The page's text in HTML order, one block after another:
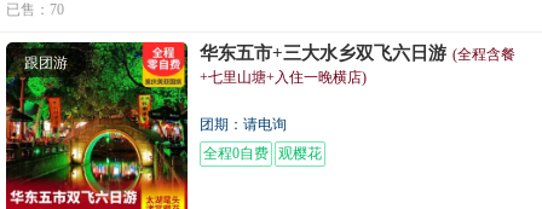
已售：70
跟团游 华东五市+三大水乡双飞六日游 (全程含餐
+七里山塘+入住一晚横店)
团期：请电询
全程0自费 观樱花